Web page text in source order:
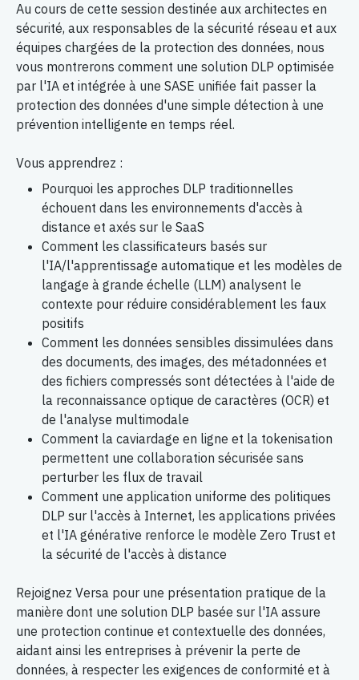
Au cours de cette session destinée aux architectes en
sécurité, aux responsables de la sécurité réseau et aux
équipes chargées de la protection des données, nous
vous montrerons comment une solution DLP optimisée
par l'IA et intégrée à une SASE unifiée fait passer la
protection des données d'une simple détection à une
prévention intelligente en temps réel.
Vous apprendrez :
Pourquoi les approches DLP traditionnelles
échouent dans les environnements d'accès à
distance et axés sur le SaaS
Comment les classificateurs basés sur
l'IA/l'apprentissage automatique et les modèles de
langage à grande échelle (LLM) analysent le
contexte pour réduire considérablement les faux
positifs
Comment les données sensibles dissimulées dans
des documents, des images, des métadonnées et
des fichiers compressés sont détectées à l'aide de
la reconnaissance optique de caractères (OCR) et
de l'analyse multimodale
Comment la caviardage en ligne et la tokenisation
permettent une collaboration sécurisée sans
perturber les flux de travail
Comment une application uniforme des politiques
DLP sur l'accès à Internet, les applications privées
et l'IA générative renforce le modèle Zero Trust et
la sécurité de l'accès à distance
Rejoignez Versa pour une présentation pratique de la
manière dont une solution DLP basée sur l'IA assure
une protection continue et contextuelle des données,
aidant ainsi les entreprises à prévenir la perte de
données, à respecter les exigences de conformité et à